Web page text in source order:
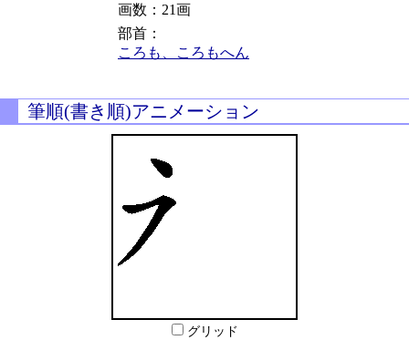
画数：21画
部首：
ころも、ころもへん
筆順(書き順)アニメーション
グリッド